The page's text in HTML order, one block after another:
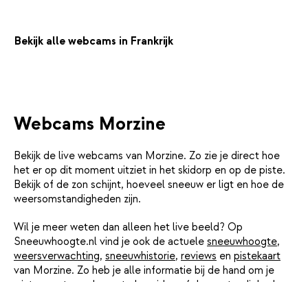
Bekijk alle webcams in Frankrijk
Webcams Morzine
Bekijk de live webcams van Morzine. Zo zie je direct hoe
het er op dit moment uitziet in het skidorp en op de piste.
Bekijk of de zon schijnt, hoeveel sneeuw er ligt en hoe de
weersomstandigheden zijn.
Wil je meer weten dan alleen het live beeld? Op
Sneeuwhoogte.nl vind je ook de actuele sneeuwhoogte,
weersverwachting, sneeuwhistorie, reviews en pistekaart
van Morzine. Zo heb je alle informatie bij de hand om je